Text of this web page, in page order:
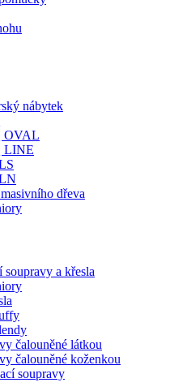
nábytek
OVAL
LINE
dřeva
soupravy a křesla
čalouněné látkou
čalouněné koženkou
soupravy